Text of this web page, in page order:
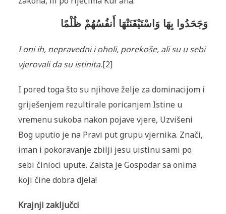
وَجَحَدُوا بِهَا وَاسْتَيْقَنَتْهَا أَنفُسُهُمْ ظُلْمًا
I oni ih, nepravedni i oholi, porekoše, ali su u sebi
vjerovali da su istinita.[2]
I pored toga što su njihove želje za dominacijom i
griješenjem rezultirale poricanjem Istine u
vremenu sukoba nakon pojave vjere, Uzvišeni
Bog uputio je na Pravi put grupu vjernika. Znači,
iman i pokoravanje zbilji jesu uistinu sami po
sebi činioci upute. Zaista je Gospodar sa onima
koji čine dobra djela!
Krajnji zaključci